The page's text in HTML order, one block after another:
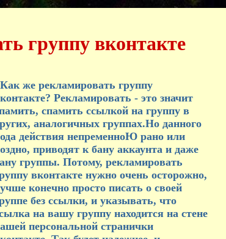
группу вконтакте
Как же рекламировать группу
Рекламировать - это значит
спамить ссылкой на группу в
аналогичных группах.Но данного
действия непременноЮ рано или
приводят к бану аккаунта и даже
группы. Потому, рекламировать
вконтакте нужно очень осторожно,
конечно просто писать о своей
без ссылки, и указывать, что
на вашу группу находится на стене
персональной странички